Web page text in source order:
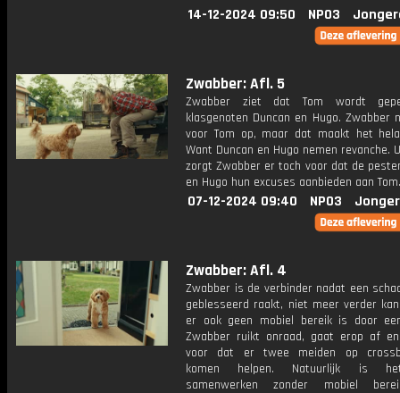
14-12-2024 09:50 NPO3
Zwabber: Afl. 5
Zwabber ziet dat Tom wordt
klasgenoten Duncan en Hugo. Zwabber
voor Tom op, maar dat maakt het
Want Duncan en Hugo nemen revanche.
zorgt Zwabber er toch voor dat de
en Hugo hun excuses aanbieden aan Tom.
07-12-2024 09:40 NPO3
Zwabber: Afl. 4
Zwabber is de verbinder nadat een
geblesseerd raakt, niet meer verder
er ook geen mobiel bereik is door
Zwabber ruikt onraad, gaat erop af
voor dat er twee meiden op
komen helpen. Natuurlijk is
samenwerken zonder mobiel